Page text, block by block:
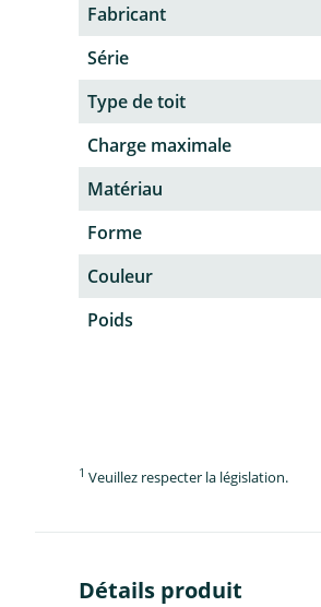
Fabricant
Série
Type de toit
Charge maximale
Matériau
Forme
Couleur
Poids
1 Veuillez respecter la législation.
Détails produit